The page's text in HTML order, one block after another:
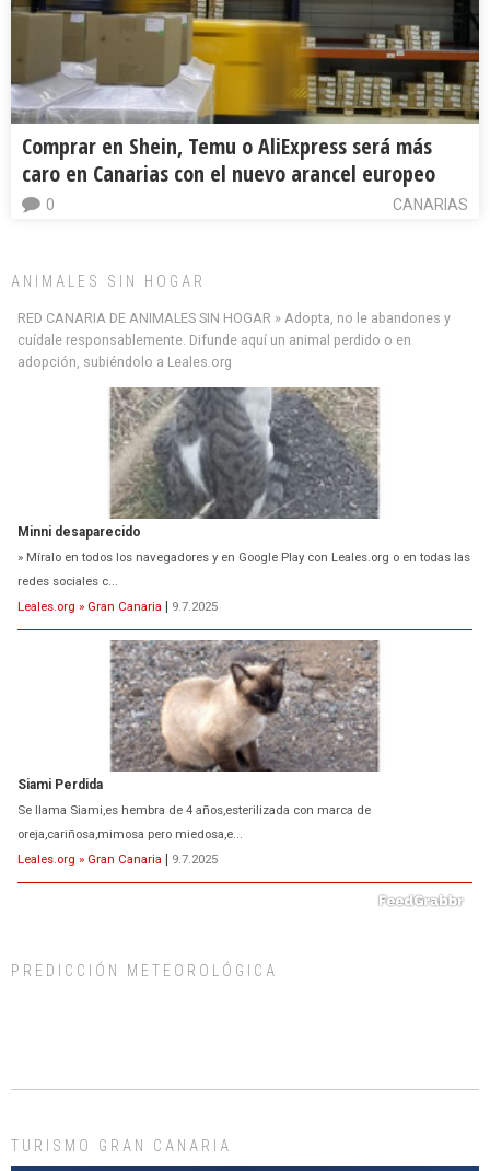
Comprar en Shein, Temu o AliExpress será más
caro en Canarias con el nuevo arancel europeo
CANARIAS
0
ANIMALES SIN HOGAR
RED CANARIA DE ANIMALES SIN HOGAR » Adopta, no le abandones y
cuídale responsablemente. Difunde aquí un animal perdido o en
adopción, subiéndolo a Leales.org
Minni desaparecido
» Míralo en todos los navegadores y en Google Play con Leales.org o en todas las
redes sociales c...
Leales.org » Gran Canaria | 9.7.2025
Siami Perdida
Se llama Siami,es hembra de 4 años,esterilizada con marca de
oreja,cariñosa,mimosa pero miedosa,e...
Leales.org » Gran Canaria | 9.7.2025
días, ella incluida...
PREDICCIÓN METEOROLÓGICA
TURISMO GRAN CANARIA